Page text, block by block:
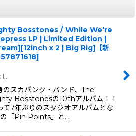
Bosstones / While We're
LP | Limited Edition |
x 2 | Big Rig]【新
]
のスカパンク・バンド、The
Bosstonesの10thアルバム！！
て7年ぶりのスタジオアルバムとな
「Pin Points」と…